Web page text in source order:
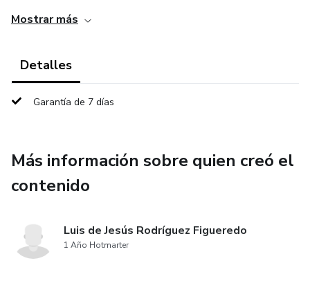
el salto hacia una vida significativa, plena y en armonía
mundo.
Mostrar más
Detalles
Garantía de 7 días
Más información sobre quien creó el
contenido
Luis de Jesús Rodríguez Figueredo
1 Año Hotmarter